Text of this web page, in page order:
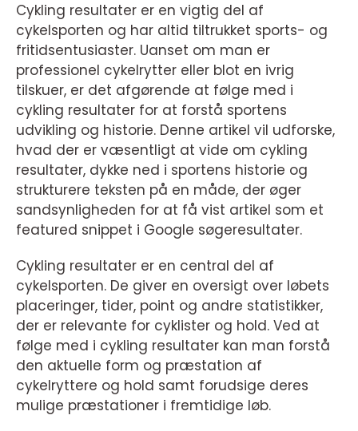
Cykling resultater er en vigtig del af
cykelsporten og har altid tiltrukket sports- og
fritidsentusiaster. Uanset om man er
professionel cykelrytter eller blot en ivrig
tilskuer, er det afgørende at følge med i
cykling resultater for at forstå sportens
udvikling og historie. Denne artikel vil udforske,
hvad der er væsentligt at vide om cykling
resultater, dykke ned i sportens historie og
strukturere teksten på en måde, der øger
sandsynligheden for at få vist artikel som et
featured snippet i Google søgeresultater.
Cykling resultater er en central del af
cykelsporten. De giver en oversigt over løbets
placeringer, tider, point og andre statistikker,
der er relevante for cyklister og hold. Ved at
følge med i cykling resultater kan man forstå
den aktuelle form og præstation af
cykelryttere og hold samt forudsige deres
mulige præstationer i fremtidige løb.